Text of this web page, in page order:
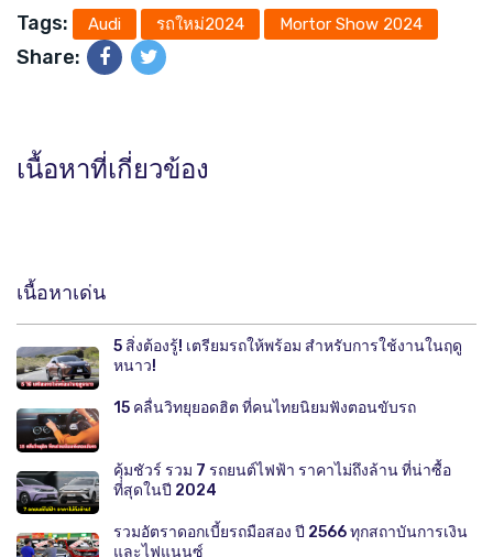
Tags: Audi รถใหม่2024 Mortor Show 2024
Share:
เนื้อหาที่เกี่ยวข้อง
เนื้อหาเด่น
5 สิ่งต้องรู้! เตรียมรถให้พร้อม สำหรับการใช้งานในฤดู
หนาว!
15 คลื่นวิทยุยอดฮิต ที่คนไทยนิยมฟังตอนขับรถ
คุ้มชัวร์ รวม 7 รถยนต์ไฟฟ้า ราคาไม่ถึงล้าน ที่น่าซื้อ
ที่สุดในปี 2024
รวมอัตราดอกเบี้ยรถมือสอง ปี 2566 ทุกสถาบันการเงิน
และไฟแนนซ์